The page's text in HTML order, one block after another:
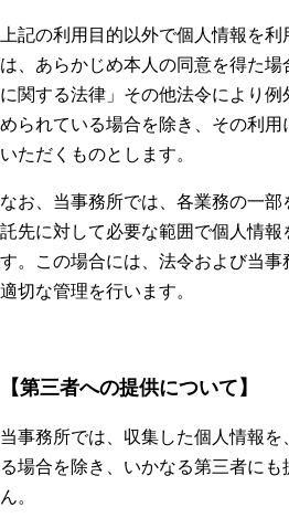
上記の利用目的以外で個人情報を
は、あらかじめ本人の同意を得た
に関する法律」その他法令により
められている場合を除き、その利
いただくものとします。
なお、当事務所では、各業務の一
託先に対して必要な範囲で個人情報
す。この場合には、法令および当
適切な管理を行います。
【第三者への提供について】
当事務所では、収集した個人情報
る場合を除き、いかなる第三者に
ん。